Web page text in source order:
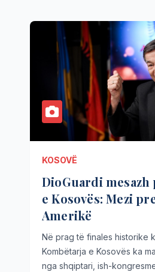
KOSOVË
DioGuardi
e Kosovës: Mezi
Amerikë
Në prag të finales historike
Kombëtarja e Kosovës ka
nga shqiptari, ish-